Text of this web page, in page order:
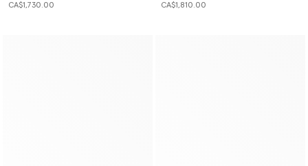
CA$1,730.00 CA$1,810.00